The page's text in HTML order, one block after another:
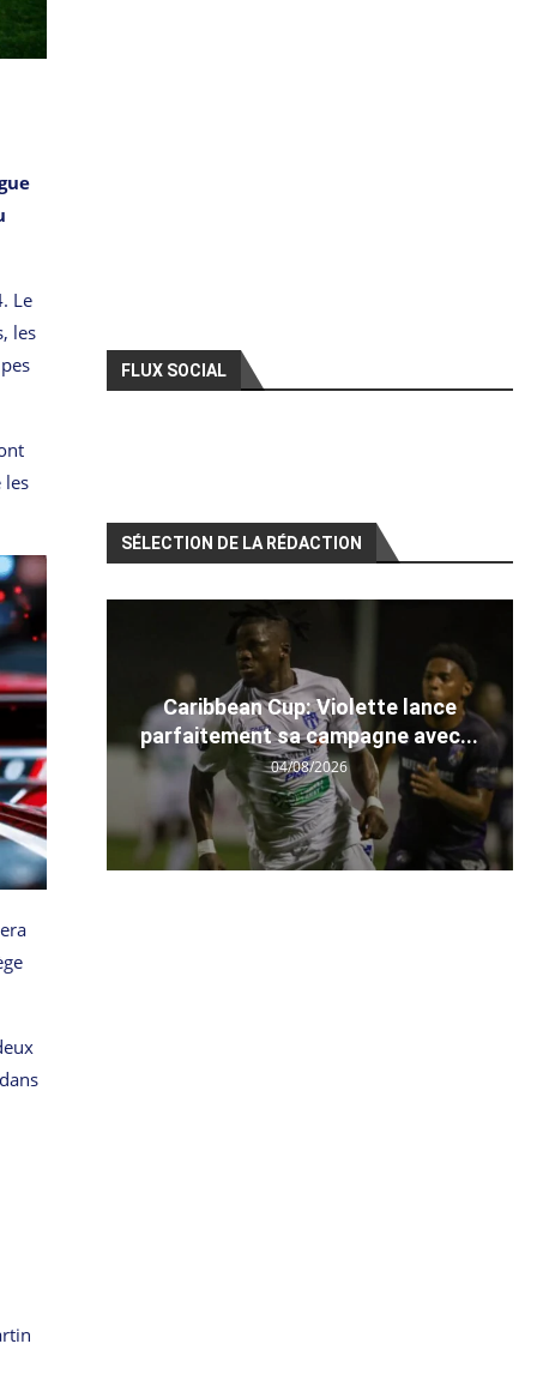
Le
les
les
FLUX SOCIAL
SÉLECTION DE LA RÉDACTION
Caribbean Cup: Violette lance
parfaitement sa campagne avec...
04/08/2026